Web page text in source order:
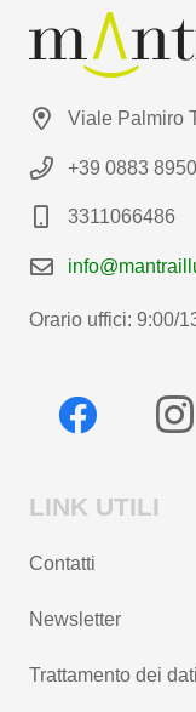
Viale Palmiro
+39 0883
3311066486
Orario uffici: 9:00/
LINK UTILI
Contatti
Newsletter
Trattamento dei